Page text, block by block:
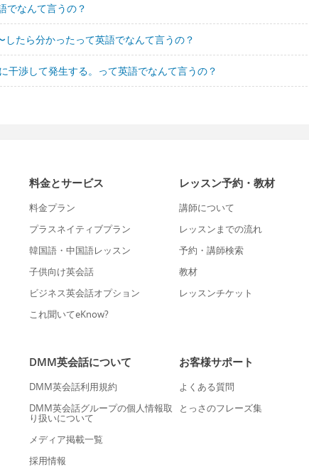
でなんて言うの？
たら分かったって英語でなんて言うの？
干渉して発生する。って英語でなんて言うの？
料金とサービス
料金プラン
プラスネイティブプラン
韓国語・中国語レッスン
子供向け英会話
ビジネス英会話オプション
これ聞いてeKnow?
レッスン予約・教材
講師について
レッスンまでの流れ
予約・講師検索
教材
レッスンチケット
DMM英会話について
DMM英会話利用規約
DMM英会話グループの個人情報取
り扱いについて
メディア掲載一覧
採用情報
お客様サポート
よくある質問
とっさのフレーズ集